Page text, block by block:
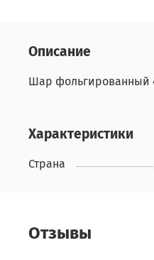
Описание
Шар фольгированный
Характеристики
Страна
Отзывы